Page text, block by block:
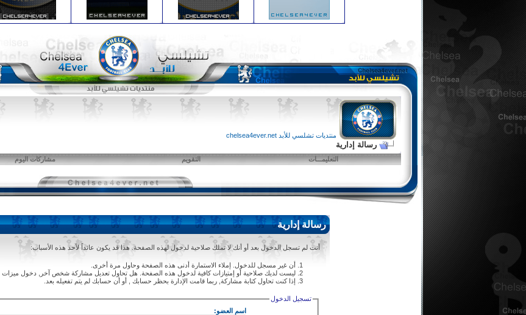
منتديات تشلسي للأبد chelsea4ever.net
رسالة إدارية
التعليمـــات التقويم مشاركات اليوم
رسالة إدارية
أنت لم تسجل الدخول بعد أو أنك لا تملك صلاحية لدخول لهذه الصفحة. هذا قد يكون عائداً لأحد هذه الأسباب:
أن غير مسجل للدخول. إملاء الاستمارة أدنى هذه الصفحة وحاول مرة أخرى.
ليست لديك صلاحية أو إمتيازات كافية لدخول هذه الصفحة. هل تحاول تعديل مشاركة شخص آخر, دخول ميزات
إذا كنت تحاول كتابة مشاركة, ربما قامت الإدارة بحظر حسابك , أو أن حسابك لم يتم تفعيله بعد.
تسجيل الدخول
اسم العضو: